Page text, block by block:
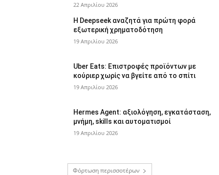
22 Απριλίου 2026
Η Deepseek αναζητά για πρώτη φορά
εξωτερική χρηματοδότηση
19 Απριλίου 2026
Uber Eats: Επιστροφές προϊόντων με
κούριερ χωρίς να βγείτε από το σπίτι
19 Απριλίου 2026
Hermes Agent: αξιολόγηση, εγκατάσταση,
μνήμη, skills και αυτοματισμοί
19 Απριλίου 2026
Φόρτωση περισσοτέρων